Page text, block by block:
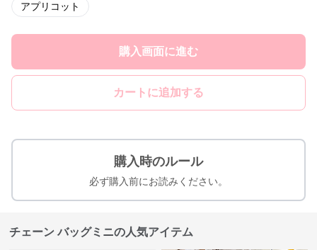
アプリコット
購入画面に進む
カートに追加する
購入時のルール
必ず購入前にお読みください。
チェーン バッグミニの人気アイテム